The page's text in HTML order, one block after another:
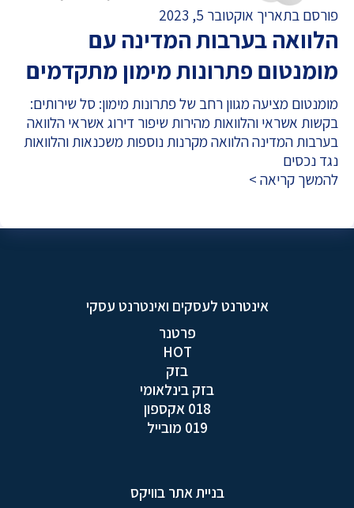
פורסם בתאריך אוקטובר 5, 2023
הלוואה בערבות המדינה עם
מומנטום פתרונות מימון מתקדמים
מומנטום מציעה מגוון רחב של פתרונות מימון: סל שירותים:
בקשות אשראי והלוואות מהירות שיפור דירוג אשראי הלוואה
בערבות המדינה הלוואה מקרנות נוספות משכנאות והלוואות
נגד נכסים
להמשך קריאה >
אינטרנט לעסקים ואינטרנט עסקי
פרטנר
HOT
בזק
בזק בינלאומי
018 אקספון
019 מובייל
בניית אתר בוויקס